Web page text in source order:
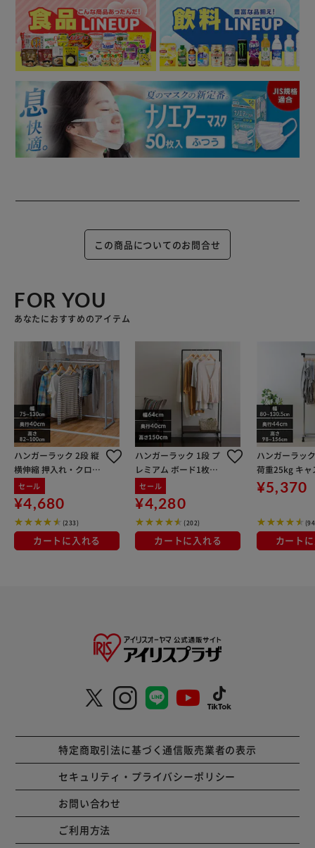
この商品についてのお問合せ
FOR YOU
あなたにおすすめのアイテム
ハンガーラック 2段 縦
横伸縮 押入れ・クロー
ゼット サイズ OSH-Y2
7
セール
¥4,680
(233)
カートに入れる
ハンガーラック 1段 プ
レミアム ボード1枚付
き スタイルハンガー2
WAYタイプ PI-B1 ブラ
ック
セール
¥4,280
(202)
カートに入れる
ハンガーラック 1段
荷重25kg キャ
付き PI-
パイプハンガー
¥5,370
カート
特定商取引法に基づく通信販売業者の表示
セキュリティ・プライバシーポリシー
お問い合わせ
ご利用方法